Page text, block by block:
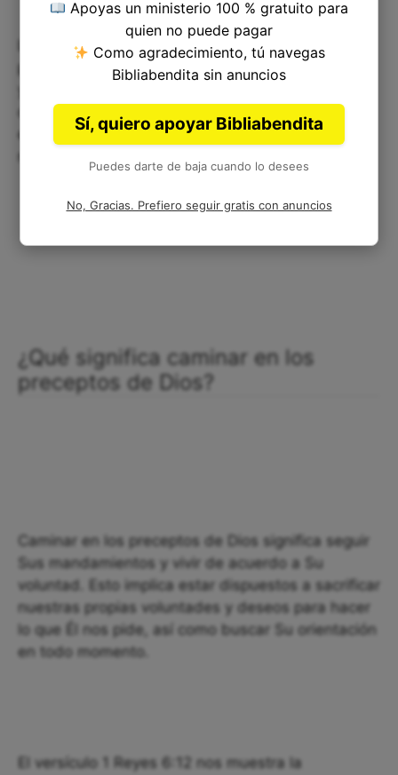
Los mandamientos de Dios son importantes
porque nos muestran el camino hacia la salvación
demostrando nuestra fidelidad y amor hacia Él, y
esto nos permite recibir Sus bendiciones en
¿Qué significa caminar en los
preceptos de Dios?
Caminar en los preceptos de Dios significa seguir
Sus mandamientos y vivir de acuerdo a Su
voluntad. Esto implica estar dispuestos a sacrificar
nuestras propias voluntades y deseos para hacer
lo que Él nos pide, así como buscar Su orientación
en todo momento.
El versículo 1 Reyes 6:12 nos muestra la
Apoyas un ministerio 100 % gratuito para
quien no puede pagar
Como agradecimiento, tú navegas
Bibliabendita sin anuncios
Sí, quiero apoyar Bibliabendita
Puedes darte de baja cuando lo desees
No, Gracias. Prefiero seguir gratis con anuncios